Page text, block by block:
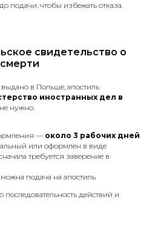
подачи, чтобы избежать отказа.
свидетельство о
смерти
выдано в Польше, апостиль
иностранных дел в
нужно.
— около 3 рабочих дней
или оформлен в виде
требуется заверение в
подача на апостиль
действий и
отчёты
для